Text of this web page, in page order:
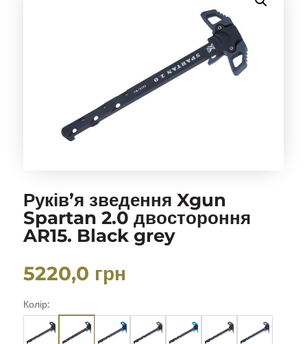
Руків’я зведення Xgun
Spartan 2.0 двостороння
AR15. Black grey
5220,0 грн
Колір: